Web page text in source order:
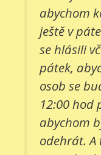
abychom
ještě v
se hlásili
pátek,
osob se
12:00 hod
abychom
odehrát. A